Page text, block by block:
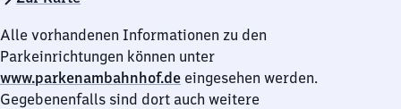
Alle vorhandenen Informationen zu den
Parkeinrichtungen können unter
www.parkenambahnhof.de eingesehen werden.
Gegebenenfalls sind dort auch weitere